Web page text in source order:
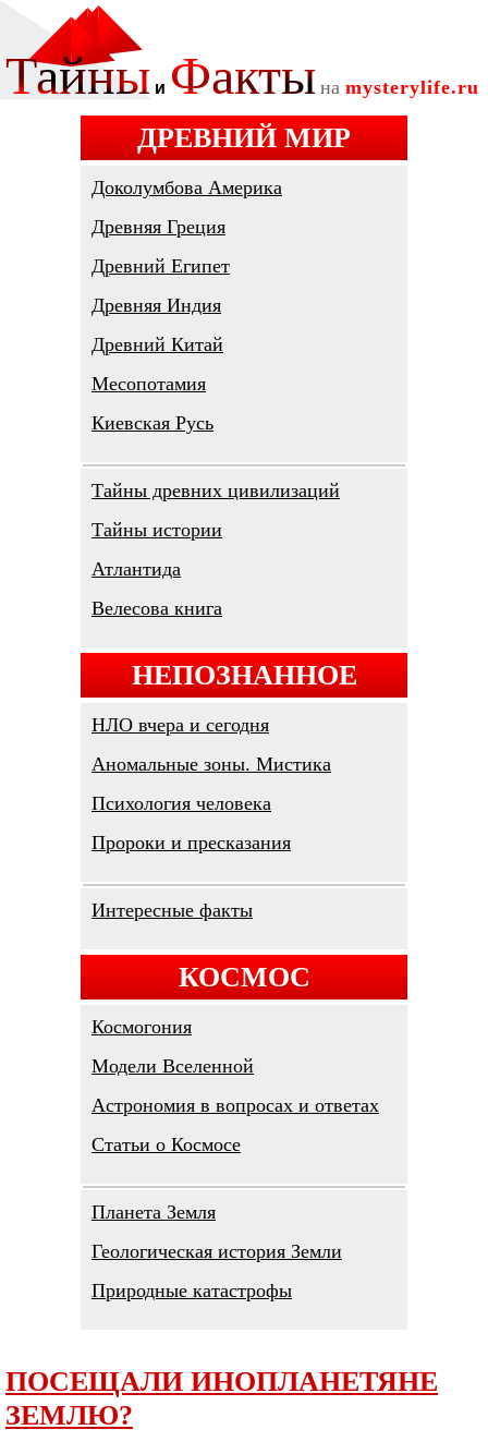
ДРЕВНИЙ МИР
Доколумбова Америка
Древняя Греция
Древний Египет
Древняя Индия
Древний Китай
Месопотамия
Киевская Русь
Тайны древних цивилизаций
Тайны истории
Атлантида
Велесова книга
НЕПОЗНАННОЕ
НЛО вчера и сегодня
Аномальные зоны. Мистика
Психология человека
Пророки и пресказания
Интересные факты
КОСМОС
Космогония
Модели Вселенной
Астрономия в вопросах и ответах
Cтатьи о Космосе
Планета Земля
Геологическая история Земли
Природные катастрофы
ПОСЕЩАЛИ ИНОПЛАНЕТЯНЕ
ЗЕМЛЮ?